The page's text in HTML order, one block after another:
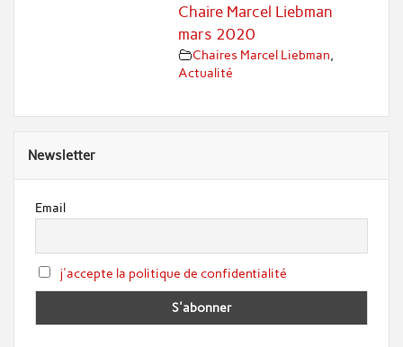
Chaire Marcel Liebman
mars 2020
Chaires Marcel Liebman,
Actualité
Newsletter
Email
j'accepte la politique de confidentialité